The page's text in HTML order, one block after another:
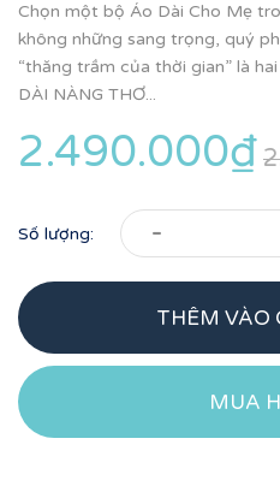
Chọn một bộ Áo Dài Cho Mẹ
không những sang trọng, quý
“thăng trầm của thời gian” là
DÀI NÀNG THƠ...
2.490.000₫
Số lượng: -
THÊM VÀO
MUA